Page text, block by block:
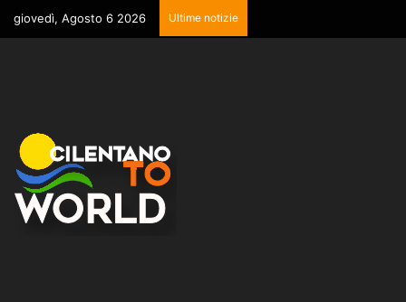
giovedì, Agosto 6 2026 Ultime notizie